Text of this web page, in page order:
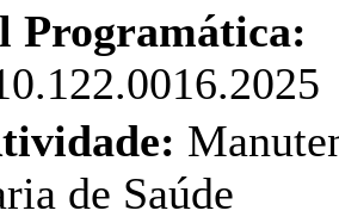
Programática:
de Saúde